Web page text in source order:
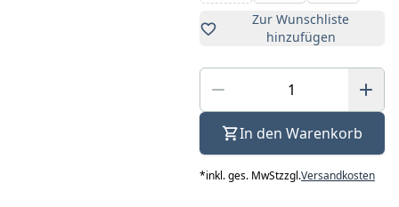
Zur Wunschliste
hinzufügen
In den Warenkorb
*inkl. ges. MwStzzgl.Versandkosten